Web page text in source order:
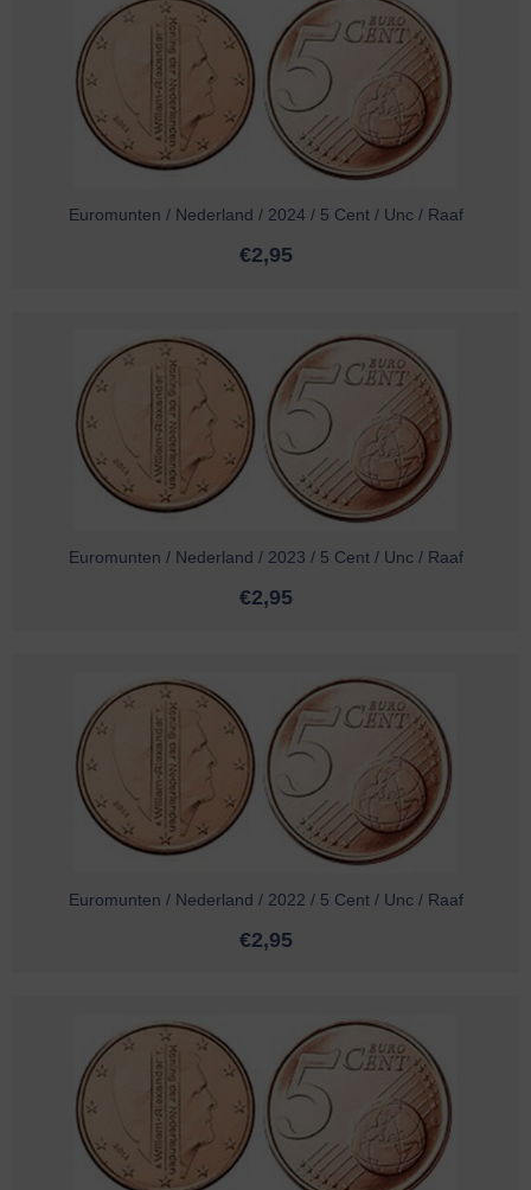
Euromunten / Nederland / 2024 / 5 Cent / Unc / Raaf
€2,95
Euromunten / Nederland / 2023 / 5 Cent / Unc / Raaf
€2,95
Euromunten / Nederland / 2022 / 5 Cent / Unc / Raaf
€2,95